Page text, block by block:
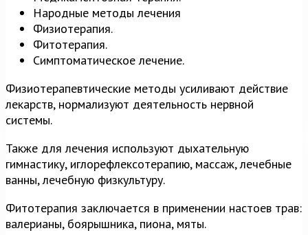
Народные методы лечения
Физиотерапия.
Фитотерапия.
Симптоматическое лечение.
Физиотерапевтические методы усиливают действие
лекарств, нормализуют деятельность нервной
системы.
Также для лечения используют дыхательную
гимнастику, иглорефлексотерапию, массаж, лечебные
ванны, лечебную физкультуру.
Фитотерапия заключается в применении настоев трав:
валерианы, боярышника, пиона, мяты.